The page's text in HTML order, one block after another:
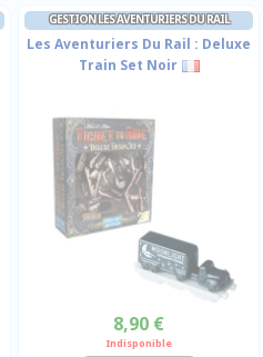
GESTION LES AVENTURIERS DU RAIL
Les Aventuriers Du Rail : Deluxe
Train Set Noir
8,90 €
Indisponible